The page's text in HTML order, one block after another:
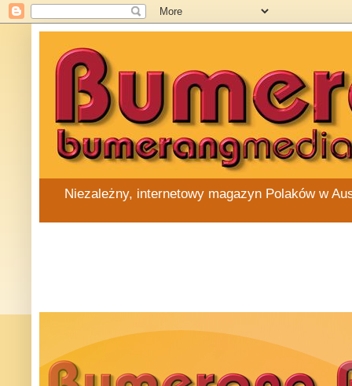
Niezależny, internetowy magazyn Polaków w